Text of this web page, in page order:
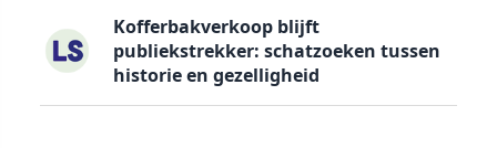
Kofferbakverkoop blijft
publiekstrekker: schatzoeken tussen
historie en gezelligheid